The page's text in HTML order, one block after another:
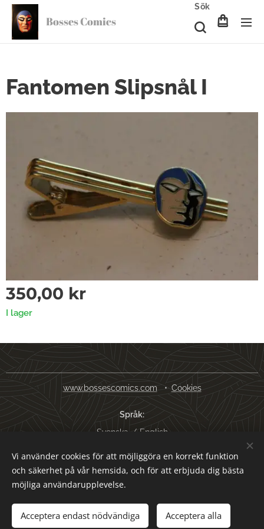
Bosses Comics
Sök
Fantomen Slipsnål I
350,00 kr
I lager
Lägg i kundvagnen
www.bossescomics.com Cookies
Språk
Svenska
English
Valutor
SEK kr
USD $ EUR € AUD $
Vi använder cookies för att möjliggöra en korrekt funktion
och säkerhet på vår hemsida, och för att erbjuda dig bästa
möjliga användarupplevelse.
Acceptera endast nödvändiga Acceptera alla